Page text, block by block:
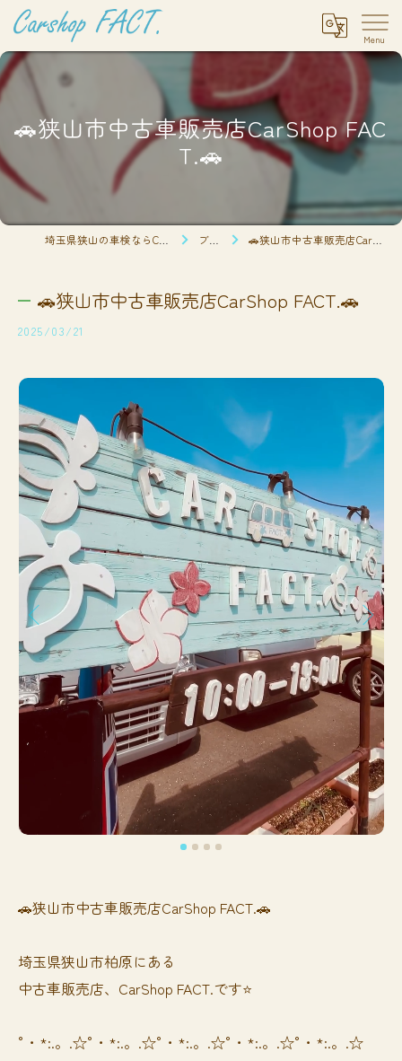
🚗狭山市中古車販売店CarShop FAC
T.🚗
ブログ 🚗狭山市中古車販売店CarShop FACT.🚗
🚗狭山市中古車販売店CarShop FACT.🚗
2025/03/21
🚗狭山市中古車販売店CarShop FACT.🚗
埼玉県狭山市柏原にある
中古車販売店、CarShop FACT.です⭐️
°・*:.。.☆°・*:.。.☆°・*:.。.☆°・*:.。.☆°・*:.。.☆